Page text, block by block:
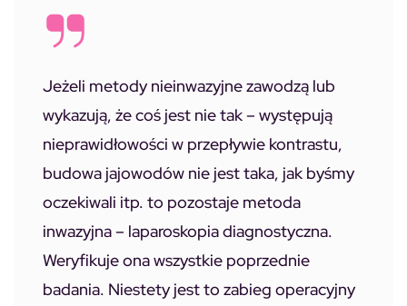
Jeżeli metody nieinwazyjne zawodzą lub
wykazują, że coś jest nie tak – występują
nieprawidłowości w przepływie kontrastu,
budowa jajowodów nie jest taka, jak byśmy
oczekiwali itp. to pozostaje metoda
inwazyjna – laparoskopia diagnostyczna.
Weryfikuje ona wszystkie poprzednie
badania. Niestety jest to zabieg operacyjny